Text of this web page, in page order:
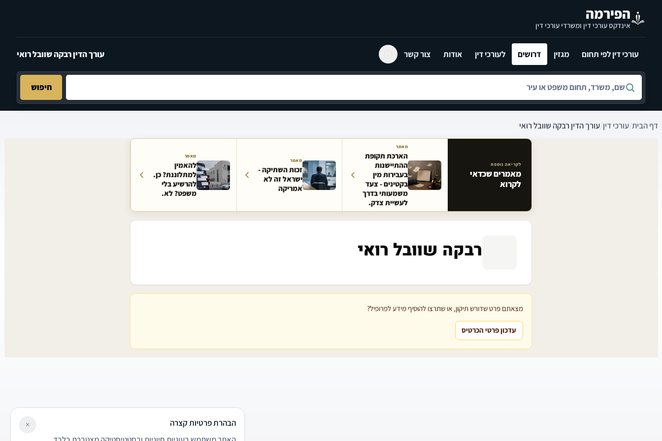
הפירמה
אינדקס עורכי דין ומשרדי עורכי דין
עורכי דין לפי תחום מגזין דרושים לעורכי דין אודות צור קשר עורך הדין רבקה שוובל רואי
חיפוש לפי שם, משרד, תחום משפט או עיר
חיפוש
דף הבית/עורכי דין/עורך הדין רבקה שוובל רואי
מאמרים קשורים באתר
לקריאה נוספת
מאמרים שכדאי
לקרוא
מאמר
הארכת תקופת
ההתיישנות
בעבירות מין
בקטינים - צעד
משמעותי בדרך
לעשיית צדק.
מאמר
זכות השתיקה -
ישראל זה לא
אמריקה
מאמר
להאמין
למתלוננת? כן.
להרשיע בלי
משפט? לא.
רבקה שוובל רואי
מצאתם פרט שדורש תיקון, או שתרצו להוסיף מידע לפרופיל?
עדכון פרטי הכרטיס
הבהרת פרטיות קצרה
×